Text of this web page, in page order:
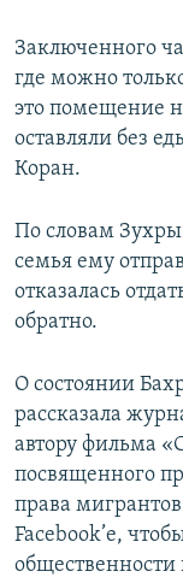
Заключенного
где можно
это помещение
оставляли без
Коран.
По словам
семья ему
отказалась
обратно.
О состоянии
рассказала
автору фильма
посвященного
права
Facebook’е,
общественности